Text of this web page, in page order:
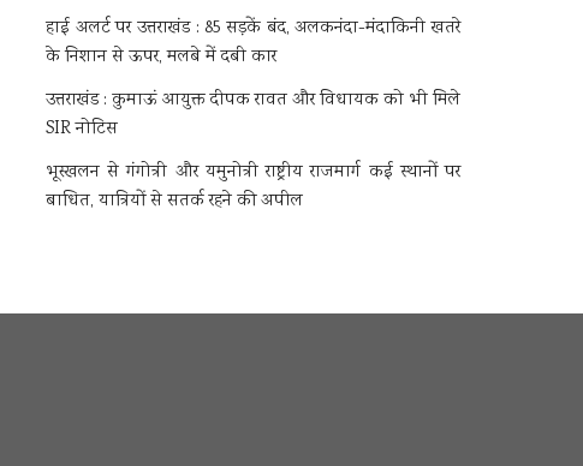
हाई अलर्ट पर उत्तराखंड : 85 सड़कें बंद, अलकनंदा-मंदाकिनी खतरे
के निशान से ऊपर, मलबे में दबी कार
उत्तराखंड : कुमाऊं आयुक्त दीपक रावत और विधायक को भी मिले
SIR नोटिस
भूस्खलन से गंगोत्री और यमुनोत्री राष्ट्रीय राजमार्ग कई स्थानों पर
बाधित, यात्रियों से सतर्क रहने की अपील